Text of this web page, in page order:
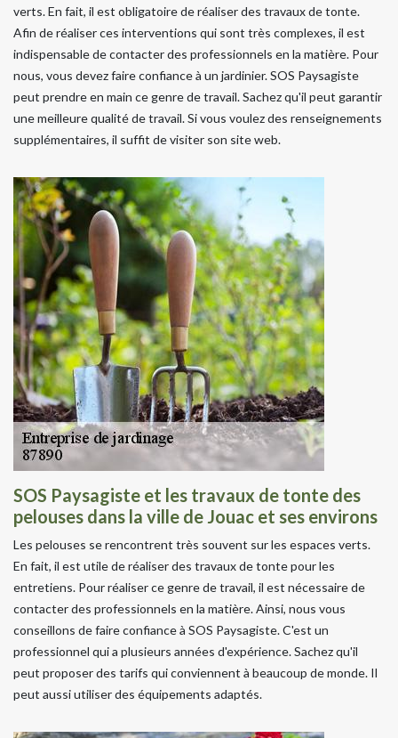
verts. En fait, il est obligatoire de réaliser des travaux de tonte.
Afin de réaliser ces interventions qui sont très complexes, il est
indispensable de contacter des professionnels en la matière. Pour
nous, vous devez faire confiance à un jardinier. SOS Paysagiste
peut prendre en main ce genre de travail. Sachez qu'il peut garantir
une meilleure qualité de travail. Si vous voulez des renseignements
supplémentaires, il suffit de visiter son site web.
SOS Paysagiste et les travaux de tonte des
pelouses dans la ville de Jouac et ses environs
Les pelouses se rencontrent très souvent sur les espaces verts.
En fait, il est utile de réaliser des travaux de tonte pour les
entretiens. Pour réaliser ce genre de travail, il est nécessaire de
contacter des professionnels en la matière. Ainsi, nous vous
conseillons de faire confiance à SOS Paysagiste. C'est un
professionnel qui a plusieurs années d'expérience. Sachez qu'il
peut proposer des tarifs qui conviennent à beaucoup de monde. Il
peut aussi utiliser des équipements adaptés.